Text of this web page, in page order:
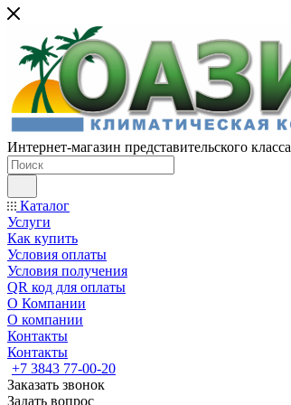
Интернет-магазин представительского класса
Каталог
Услуги
Как купить
Условия оплаты
Условия получения
QR код для оплаты
О Компании
О компании
Контакты
Контакты
+7 3843 77-00-20
Заказать звонок
Задать вопрос